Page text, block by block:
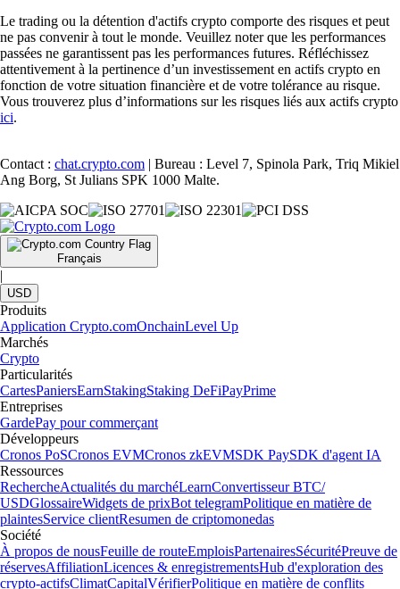
Le trading ou la détention d'actifs crypto comporte des risques et peut
ne pas convenir à tout le monde. Veuillez noter que les performances
passées ne garantissent pas les performances futures. Réfléchissez
attentivement à la pertinence d’un investissement en actifs crypto en
fonction de votre situation financière et de votre tolérance au risque.
Vous trouverez plus d’informations sur les risques liés aux actifs crypto
ici.
Contact : chat.crypto.com | Bureau : Level 7, Spinola Park, Triq Mikiel
Ang Borg, St Julians SPK 1000 Malte.
Français
|
USD
Produits
Application Crypto.comOnchainLevel Up
Marchés
Crypto
Particularités
CartesPaniersEarnStakingStaking DeFiPayPrime
Entreprises
GardePay pour commerçant
Développeurs
Cronos PoSCronos EVMCronos zkEVMSDK PaySDK d'agent IA
Ressources
RechercheActualités du marchéLearnConvertisseur BTC/
USDGlossaireWidgets de prixBot telegramPolitique en matière de
plaintesService clientResumen de criptomonedas
Société
À propos de nousFeuille de routeEmploisPartenairesSécuritéPreuve de
réservesAffiliationLicences & enregistrementsHub d'exploration des
crypto-actifsClimatCapitalVérifierPolitique en matière de conflits